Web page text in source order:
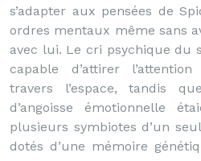
s’adapter aux pensées de
ordres mentaux même sans
avec lui. Le cri psychique du
capable d’attirer
travers l’espace, tandis
d’angoisse émotionnelle
plusieurs symbiotes d’un
dotés d’une mémoire